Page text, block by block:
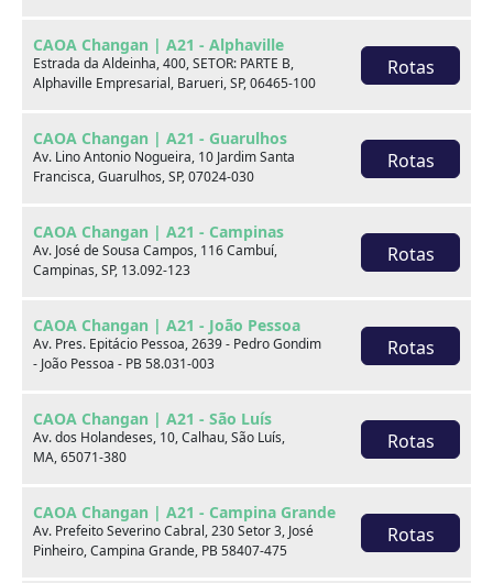
CAOA Changan | A21 - Alphaville
Estrada da Aldeinha, 400, SETOR: PARTE B,
Alphaville Empresarial, Barueri, SP, 06465-100
Rotas
CAOA Changan | A21 - Guarulhos
Av. Lino Antonio Nogueira, 10 Jardim Santa
Francisca, Guarulhos, SP, 07024-030
Rotas
CAOA Changan | A21 - Campinas
Av. José de Sousa Campos, 116 Cambuí,
Campinas, SP, 13.092-123
Rotas
CAOA Changan | A21 - João Pessoa
Av. Pres. Epitácio Pessoa, 2639 - Pedro Gondim
- João Pessoa - PB 58.031-003
Rotas
CAOA Changan | A21 - São Luís
Av. dos Holandeses, 10, Calhau, São Luís,
MA, 65071-380
Rotas
CAOA Changan | A21 - Campina Grande
Av. Prefeito Severino Cabral, 230 Setor 3, José
Pinheiro, Campina Grande, PB 58407-475
Rotas
Hyundai HB20S
2022 42.300 km
Por:R$63.990,00
Saiba mais